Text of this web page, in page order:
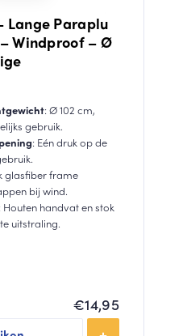
Lange Paraplu
Windproof – Ø
€14,95
: Ø 102 cm,
gebruik.
: Eén druk op de
glasfiber frame
bij wind.
: Houten handvat en stok
uitstraling.